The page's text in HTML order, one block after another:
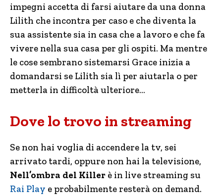
impegni accetta di farsi aiutare da una donna
Lilith che incontra per caso e che diventa la
sua assistente sia in casa che a lavoro e che fa
vivere nella sua casa per gli ospiti. Ma mentre
le cose sembrano sistemarsi Grace inizia a
domandarsi se Lilith sia lì per aiutarla o per
metterla in difficoltà ulteriore…
Dove lo trovo in streaming
Se non hai voglia di accendere la tv, sei
arrivato tardi, oppure non hai la televisione,
Nell’ombra del Killer è in live streaming su
Rai Play e probabilmente resterà on demand.